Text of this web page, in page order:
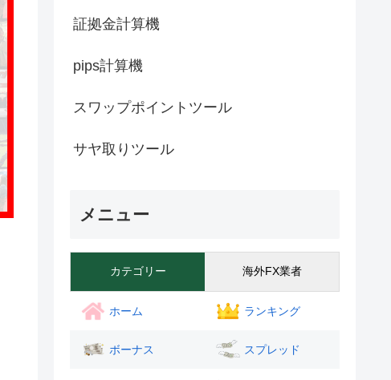
証拠金計算機
pips計算機
スワップポイントツール
サヤ取りツール
メニュー
カテゴリー 海外FX業者
ホーム ランキング
ボーナス スプレッド